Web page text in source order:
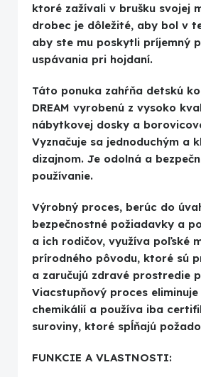
ktoré zažívali v brušku svojej
drobec je dôležité, aby bol v
aby ste mu poskytli príjemný
uspávania pri hojdaní.
Táto ponuka zahŕňa detskú
DREAM vyrobenú z vysoko
nábytkovej dosky a
Vyznačuje sa jednoduchým a
dizajnom. Je odolná a
používanie.
Výrobný proces, berúc do
bezpečnostné požiadavky a
a ich rodičov, využíva poľské
prírodného pôvodu, ktoré sú
a zaručujú zdravé prostredie
Viacstupňový proces
chemikálií a používa iba
suroviny, ktoré spĺňajú
FUNKCIE A VLASTNOSTI: